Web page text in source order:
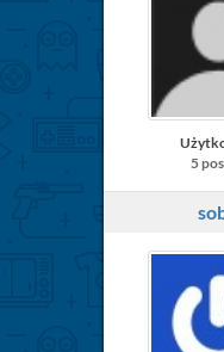
5